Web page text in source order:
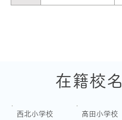
在籍校名
西北小学校 高田小学校